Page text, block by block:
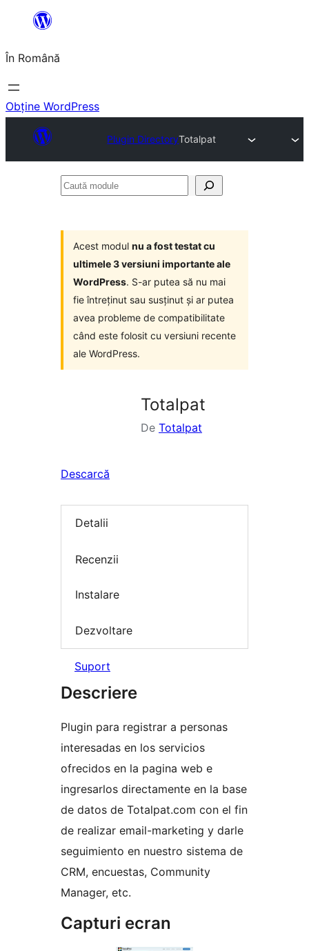
conținut
În Română
Obține WordPress
Plugin DirectoryTotalpat
Caută
Acest modul nu a fost testat cu
ultimele 3 versiuni importante ale
WordPress. S-ar putea să nu mai
fie întreținut sau susținut și ar putea
avea probleme de compatibilitate
când este folosit cu versiuni recente
ale WordPress.
Totalpat
De Totalpat
Descarcă
Detalii
Recenzii
Instalare
Dezvoltare
Suport
Descriere
Plugin para registrar a personas
interesadas en los servicios
ofrecidos en la pagina web e
ingresarlos directamente en la base
de datos de Totalpat.com con el fin
de realizar email-marketing y darle
seguimiento en nuestro sistema de
CRM, encuestas, Community
Manager, etc.
Capturi ecran